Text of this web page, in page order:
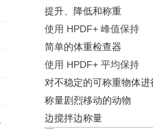
提升、降低和称重
使用 HPDF+ 峰值保持
简单的体重检查器
使用 HPDF+ 平均保持
对不稳定的可称重物体进
称量剧烈移动的动物
边搅拌边称量